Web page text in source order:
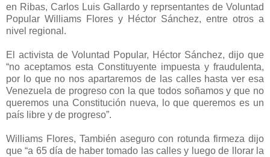
en Ribas, Carlos Luis Gallardo y reprsentantes de Voluntad
Popular Williams Flores y Héctor Sánchez, entre otros a
nivel regional.
El activista de Voluntad Popular, Héctor Sánchez, dijo que
“no aceptamos esta Constituyente impuesta y fraudulenta,
por lo que no nos apartaremos de las calles hasta ver esa
Venezuela de progreso con la que todos soñamos y que no
queremos una Constitución nueva, lo que queremos es un
país libre y de progreso”.
Williams Flores, También aseguro con rotunda firmeza dijo
que “a 65 día de haber tomado las calles y luego de llorar la